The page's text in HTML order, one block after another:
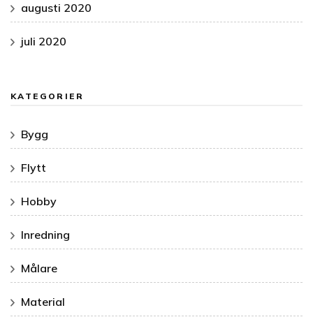
augusti 2020
juli 2020
KATEGORIER
Bygg
Flytt
Hobby
Inredning
Målare
Material